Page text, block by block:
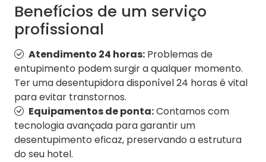
Benefícios de um serviço
profissional
Atendimento 24 horas: Problemas de
entupimento podem surgir a qualquer momento.
Ter uma desentupidora disponível 24 horas é vital
para evitar transtornos.
Equipamentos de ponta:Contamos com
tecnologia avançada para garantir um
desentupimento eficaz, preservando a estrutura
do seu hotel.